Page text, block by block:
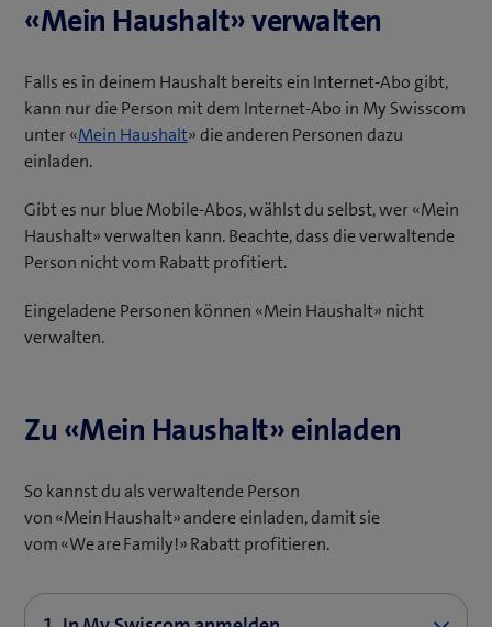
«Mein Haushalt» verwalten
Falls es in deinem Haushalt bereits ein Internet-Abo gibt,
kann nur die Person mit dem Internet-Abo in My Swisscom
unter «Mein Haushalt(
f
n
e
e
e
s
F
e
» die anderen Personen dazu
einladen.
Gibt es nur blue Mobile-Abos, wählst du selbst, wer «Mein
Haushalt» verwalten kann. Beachte, dass die verwaltende
Person nicht vom Rabatt profitiert.
Eingeladene Personen können «Mein Haushalt» nicht
verwalten.
Zu «Mein Haushalt» einladen
So kannst du als verwaltende Person
von «Mein Haushalt» andere einladen, damit sie
vom «We are Family!» Rabatt profitieren.